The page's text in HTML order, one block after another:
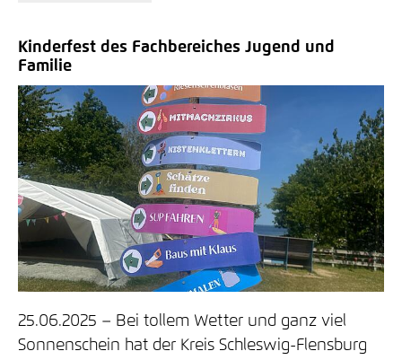
Kinderfest des Fachbereiches Jugend und
Familie
25.06.2025
Bei tollem Wetter und ganz viel
Sonnenschein hat der Kreis Schleswig-Flensburg